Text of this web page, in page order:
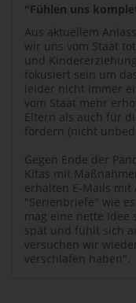
Fühlen uns
Aus aktuellem
wir uns vom Staat
und
fokusiert sein um
leider nicht immer
vom Staat mehr
Eltern als auch für
fördern (nicht
Gegen Ende der
Kitas mit
erhalten E-Mails
"Serienbriefe" wie
mag eine nette Idee
spät und fühlt sich
versuchen wir
verschlafen haben".